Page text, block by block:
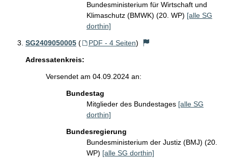
Bundesministerium für Wirtschaft und
Klimaschutz (BMWK) (20. WP) [alle SG
dorthin]
SG2409050005 ( PDF - 4 Seiten)
Adressatenkreis:
Versendet am 04.09.2024 an:
Bundestag
Mitglieder des Bundestages [alle SG
dorthin]
Bundesregierung
Bundesministerium der Justiz (BMJ) (20.
WP) [alle SG dorthin]